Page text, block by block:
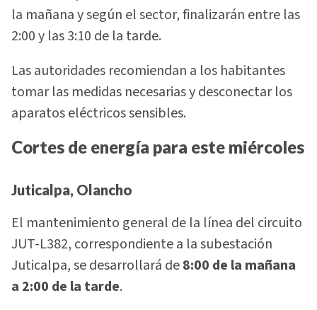
la mañana y según el sector, finalizarán entre las
2:00 y las 3:10 de la tarde.
Las autoridades recomiendan a los habitantes
tomar las medidas necesarias y desconectar los
aparatos eléctricos sensibles.
Cortes de energía para este miércoles
Juticalpa, Olancho
El mantenimiento general de la línea del circuito
JUT-L382, correspondiente a la subestación
Juticalpa, se desarrollará de8:00 de la mañana
a 2:00 de la tarde.